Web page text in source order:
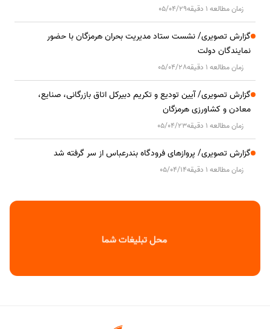
زمان مطالعه 1 دقیقه 05/04/29
گزارش تصویری/ نشست ستاد مدیریت بحران هرمزگان با حضور
نمایندگان دولت
زمان مطالعه 1 دقیقه 05/04/28
گزارش تصویری/ آیین تودیع و تکریم دبیرکل اتاق بازرگانی، صنایع،
معادن و کشاورزی هرمزگان
زمان مطالعه 1 دقیقه 05/04/23
گزارش تصویری/ پروازهای فرودگاه بندرعباس از سر گرفته شد
زمان مطالعه 1 دقیقه 05/04/14